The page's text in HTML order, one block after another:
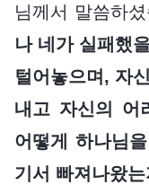
님께서 말씀하
나 네가 실패했
털어놓으며, 자
내고 자신의 어
어떻게 하나님
기서 빠져나왔